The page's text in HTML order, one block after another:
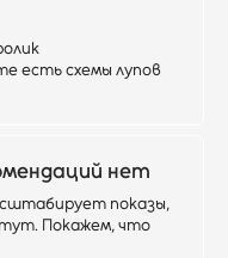
есть схемы лупов
нет
показы,
Покажем, что